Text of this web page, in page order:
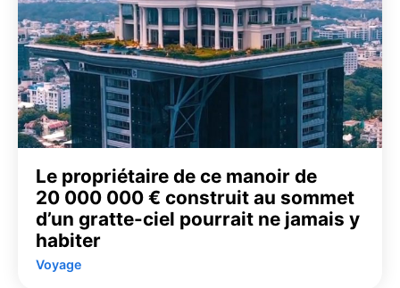
Le propriétaire de ce manoir de
20 000 000 € construit au sommet
d’un gratte-ciel pourrait ne jamais y
habiter
Voyage